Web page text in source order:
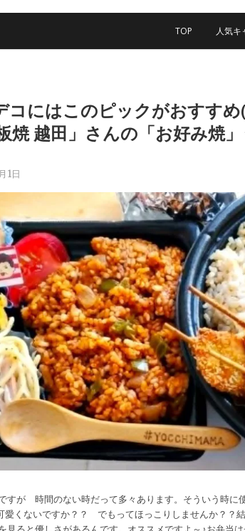
TOP 人気キ
コにはこのピックがおすす
焼 越田」さんの「お好み焼
1日
すが 時間のない時だって多々あります。そういう時
愛くないですか？？ でもってほっこりしませんか？？